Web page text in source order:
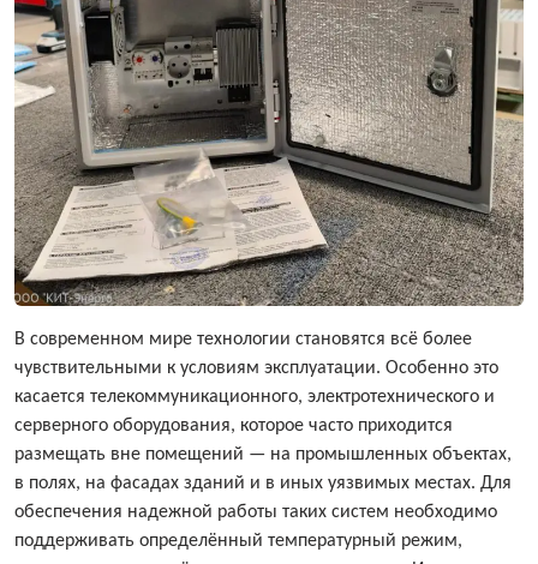
В современном мире технологии становятся всё более
чувствительными к условиям эксплуатации. Особенно это
касается телекоммуникационного, электротехнического и
серверного оборудования, которое часто приходится
размещать вне помещений — на промышленных объектах,
в полях, на фасадах зданий и в иных уязвимых местах. Для
обеспечения надежной работы таких систем необходимо
поддерживать определённый температурный режим,